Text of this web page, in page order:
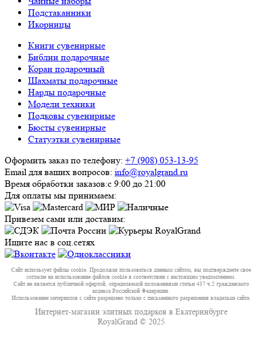
Подстаканники
Икорницы
Книги сувенирные
Библии подарочные
Коран подарочный
Шахматы подарочные
Нарды подарочные
Модели техники
Подковы сувенирные
Бюсты сувенирные
Статуэтки сувенирные
Оформить заказ по телефону: +7 (908) 053-13-95
Email для ваших вопросов: info@royalgrand.ru
Время обработки заказов:с 9:00 до 21:00
Для оплаты мы принимаем:
Привезем сами или доставим:
Ищите нас в соц.сетях
Сайт использует файлы cookie. Продолжая пользоваться данным сайтом, вы подтверждаете свое
согласие на использование файлов cookie в соответствии с настоящим уведомлением.
Сайт не является публичной офертой, определяемой положениями статьи 437 ч.2 гражданского
кодекса Российской Федерации.
Использование материалов с сайта разрешено только с письменного разрешения владельца сайта.
Интернет-магазин элитных подарков в Екатеринбурге
RoyalGrand © 2025